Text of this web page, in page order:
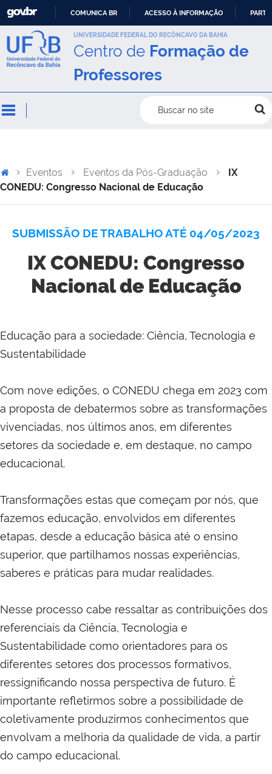
IR
PARA
CONTEÚDO
COMUNICA BR ACESSO À INFORMAÇÃO
UNIVERSIDADE FEDERAL DO RECÔNCAVO DA BAHIA
Centro de Formação de
Professores
Buscar no site
Eventos Eventos da Pós-Graduação
IX
CONEDU: Congresso Nacional de Educação
SUBMISSÃO DE TRABALHO ATÉ 04/05/2023
IX CONEDU: Congresso
Nacional de Educação
Educação para a sociedade: Ciência, Tecnologia e
Sustentabilidade
Com nove edições, o CONEDU chega em 2023 com
a proposta de debatermos sobre as transformações
vivenciadas, nos últimos anos, em diferentes
setores da sociedade e, em destaque, no campo
educacional.
Transformações estas que começam por nós, que
fazemos educação, envolvidos em diferentes
etapas, desde a educação básica até o ensino
superior, que partilhamos nossas experiências,
saberes e práticas para mudar realidades.
Nesse processo cabe ressaltar as contribuições dos
referenciais da Ciência, Tecnologia e
Sustentabilidade como orientadores para os
diferentes setores dos processos formativos,
ressignificando nossa perspectiva de futuro. É
importante refletirmos sobre a possibilidade de
coletivamente produzirmos conhecimentos que
envolvam a melhoria da qualidade de vida, a partir
do campo educacional.